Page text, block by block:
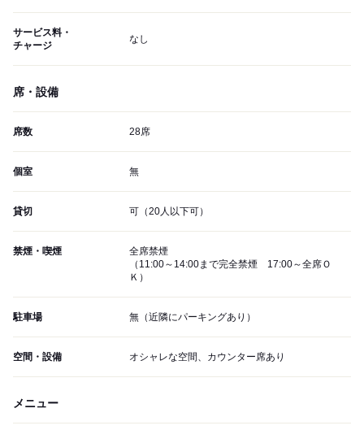
サービス料・
チャージ
なし
席・設備
席数 28席
個室 無
貸切 可（20人以下可）
禁煙・喫煙
全席禁煙
（11:00～14:00まで完全禁煙 17:00～全席Ｏ
Ｋ）
駐車場 無（近隣にパーキングあり）
空間・設備 オシャレな空間、カウンター席あり
メニュー